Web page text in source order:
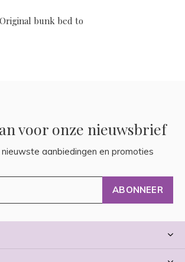
bunk bed to
voor onze nieuwsbrief
aanbiedingen en promoties
ABONNEER